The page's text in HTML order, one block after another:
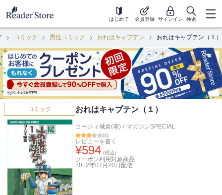
はじめて 会員登録 サインイン 検索
コミック 男性コミック おれはキャプテン おれはキャプテン（１）
コミック おれはキャプテン（１）
コージィ城倉(著) / マガジンSPECIAL
(4)
レビューを書く
¥594 (税込)
クーポン利用対象商品
2012年07月20日 配信